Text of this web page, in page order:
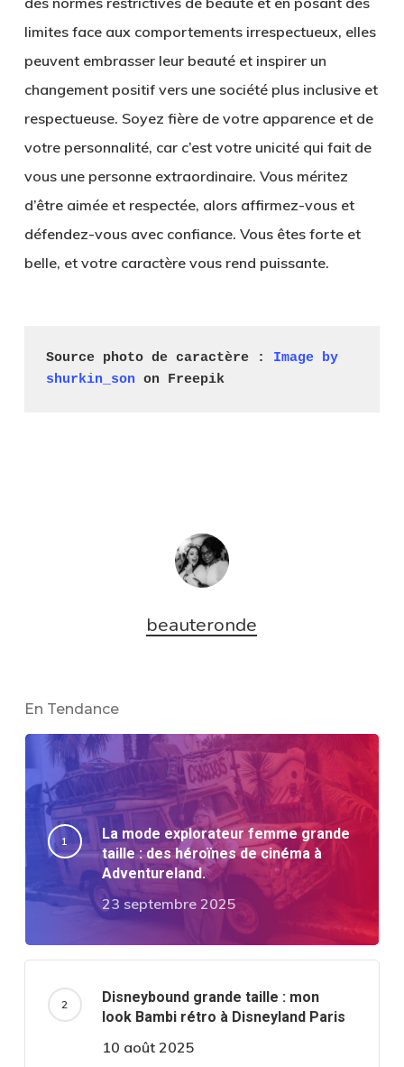
limites face aux comportements irrespectueux, elles
peuvent embrasser leur beauté et inspirer un
changement positif vers une société plus inclusive et
respectueuse. Soyez fière de votre apparence et de
votre personnalité, car c’est votre unicité qui fait de
vous une personne extraordinaire. Vous méritez
d’être aimée et respectée, alors affirmez-vous et
défendez-vous avec confiance. Vous êtes forte et
belle, et votre caractère vous rend puissante.
Source photo de caractère : Image by
shurkin_son on Freepik
beauteronde
En Tendance
La mode explorateur femme grande
taille : des héroïnes de cinéma à
Adventureland.
23 septembre 2025
Disneybound grande taille : mon
look Bambi rétro à Disneyland Paris
10 août 2025